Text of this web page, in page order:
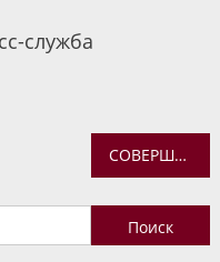
служба
СОВЕРШЕНА ДЕТСКАЯ БОЖЕСТВЕННАЯ ЛИТУРГИЯ
Найти: